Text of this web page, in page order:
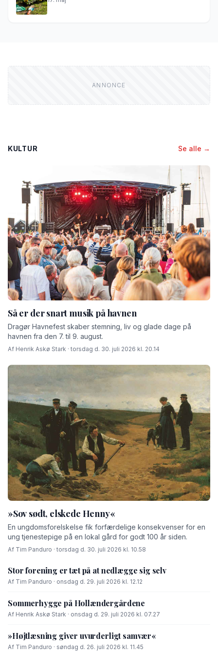
KULTUR Se alle →
Så er der snart musik på havnen
Dragør Havnefest skaber stemning, liv og glade dage på
havnen fra den 7. til 9. august.
Af Henrik Askø Stark · torsdag d. 30. juli 2026 kl. 20.14
»Sov sødt, elskede Henny«
En ungdomsforelskelse fik forfærdelige konsekvenser for en
ung tjenestepige på en lokal gård for godt 100 år siden.
Af Tim Panduro · torsdag d. 30. juli 2026 kl. 10.58
Stor forening er tæt på at nedlægge sig selv
Af Tim Panduro · onsdag d. 29. juli 2026 kl. 12.12
Sommerhygge på Hollændergårdene
Af Henrik Askø Stark · onsdag d. 29. juli 2026 kl. 07.27
»Højtlæsning giver uvurderligt samvær«
Af Tim Panduro · søndag d. 26. juli 2026 kl. 11.45